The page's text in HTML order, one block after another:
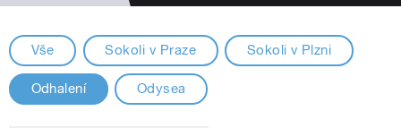
Vše Sokoli v Praze Sokoli v Plzni
Odhalení Odysea